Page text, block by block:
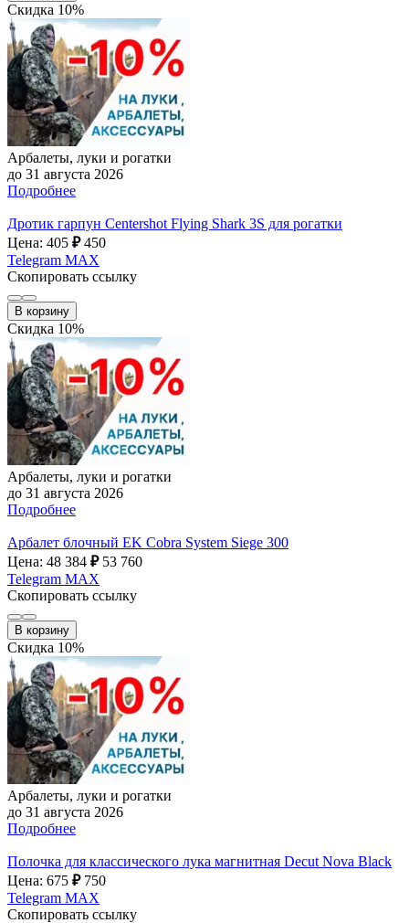
Скидка 10%
Арбалеты, луки и рогатки
до 31 августа 2026
Подробнее
Дротик гарпун Centershot Flying Shark 3S для рогатки
Цена: 405 ₽ 450
Telegram MAX
Скопировать ссылку
В корзину
Скидка 10%
Арбалеты, луки и рогатки
до 31 августа 2026
Подробнее
Арбалет блочный EK Cobra System Siege 300
Цена: 48 384 ₽ 53 760
Telegram MAX
Скопировать ссылку
В корзину
Скидка 10%
Арбалеты, луки и рогатки
до 31 августа 2026
Подробнее
Полочка для классического лука магнитная Decut Nova Black
Цена: 675 ₽ 750
Telegram MAX
Скопировать ссылку